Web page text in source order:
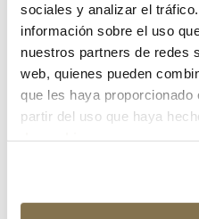
sociales y analizar el
información sobre el uso
nuestros partners de redes
web, quienes pueden
que les haya proporcionado
partir del uso que haya
¿Has olvidado tu contraseña?